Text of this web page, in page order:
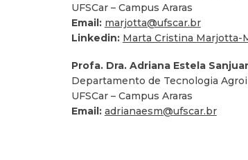
UFSCar – Campus Araras
Email: marjotta@ufscar.br
Linkedin: Marta Cristina Marjotta-
Profa. Dra. Adriana Estela
Departamento de Tecnologia
UFSCar – Campus Araras
Email: adrianaesm@ufscar.br